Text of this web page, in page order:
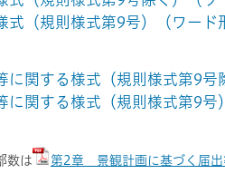
式（規則様式第9号）（ワード
に関する様式（規則様式第9
に関する様式（規則様式第9号
数は 第2章 景観計画に基づく届出